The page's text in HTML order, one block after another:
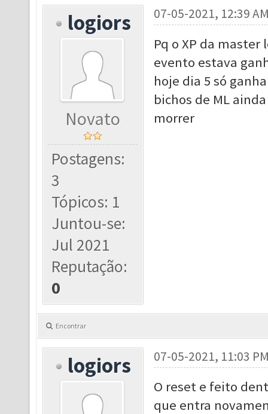
logiors
Novato
Postagens:
3
Tópicos: 1
Juntou-se:
Jul 2021
Reputação:
0
07-05-2021, 12:39
Pq o XP da
evento estava
hoje dia 5 só
bichos de ML
morrer
Encontrar
logiors 07-05-2021, 11:03
O reset e feito
que entra